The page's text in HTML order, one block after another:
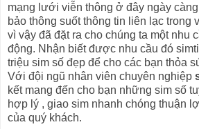
mạng lưới viễn thông ở đây ngày
bảo thông suốt thông tin liên lạc trong
vì vậy đã đặt ra cho chúng ta một nhu
động. Nhận biết được nhu cầu đó
triệu sim số đẹp để cho các bạn thỏa
Với đội ngũ nhân viên chuyên nghiệp
kết mang đến cho bạn những sim số
hợp lý , giao sim nhanh chóng thuận
của quý khách.